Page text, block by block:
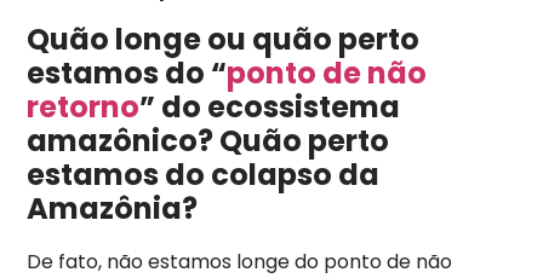
Quão longe ou quão perto
estamos do “ponto de não
retorno” do ecossistema
amazônico? Quão perto
estamos do colapso da
Amazônia?
De fato, não estamos longe do ponto de não